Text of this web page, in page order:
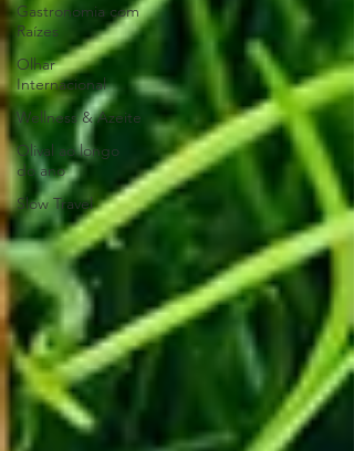
Gastronomia com
Raízes
Olhar
Internacional
Wellness & Azeite
Olival ao longo
do ano
Slow Travel